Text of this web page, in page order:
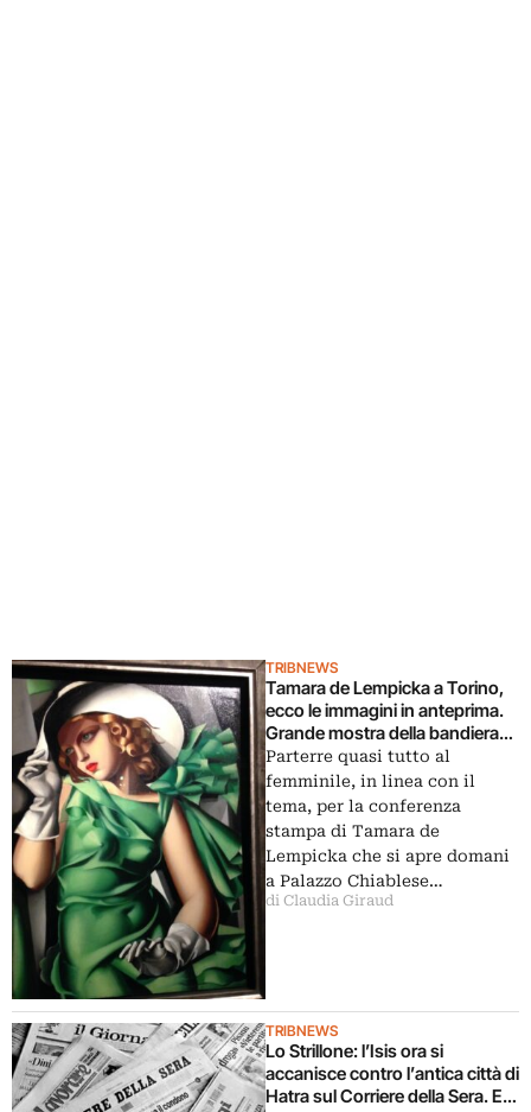
TRIBNEWS
Tamara de Lempicka a Torino,
ecco le immagini in anteprima.
Grande mostra della bandiera
dell’Art Decò, con inediti dipinti
religiosi
Parterre quasi tutto al
femminile, in linea con il
tema, per la conferenza
stampa di Tamara de
Lempicka che si apre domani
a Palazzo Chiablese…
di Claudia Giraud
TRIBNEWS
Lo Strillone: l’Isis ora si
accanisce contro l’antica città di
Hatra sul Corriere della Sera. E